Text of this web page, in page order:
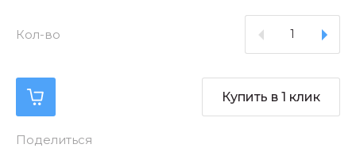
Кол-во
Купить в 1 клик
Поделиться